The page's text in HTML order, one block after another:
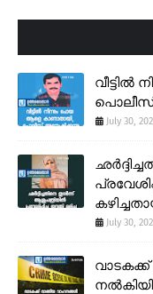
July 30,
July 30,